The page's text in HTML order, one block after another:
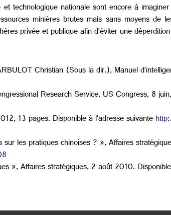
technologique nationale sont encore à
minières brutes mais sans moyens de
privée et publique afin d’éviter une
Christian (Sous la dir.), Manuel
Research Service, US Congress, 8
13 pages. Disponible à l’adresse suivante
les pratiques chinoises ? », Affaires
», Affaires stratégiques, 2 août 2010.